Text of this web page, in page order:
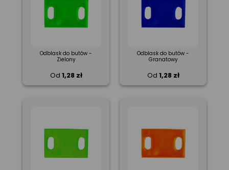
Odblask do butów -
Zielony
Od 1,28 zł
Odblask do butów -
Granatowy
Od 1,28 zł